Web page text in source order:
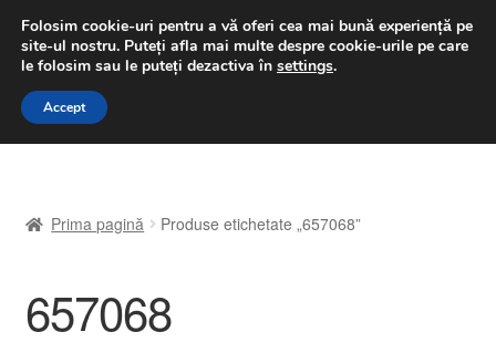
LIVRARE de la 33 lei
luni-vineri 9 a.m. - 4 p.m.031 229 6816
Sari
Sari
A lua legatura
Contul meu
Prima pagină Produse etichetate „657068”
657068
Folosim cookie-uri pentru a vă oferi cea mai bună experiență pe
site-ul nostru. Puteți afla mai multe despre cookie-urile pe care
le folosim sau le puteți dezactiva în settings.
Accept